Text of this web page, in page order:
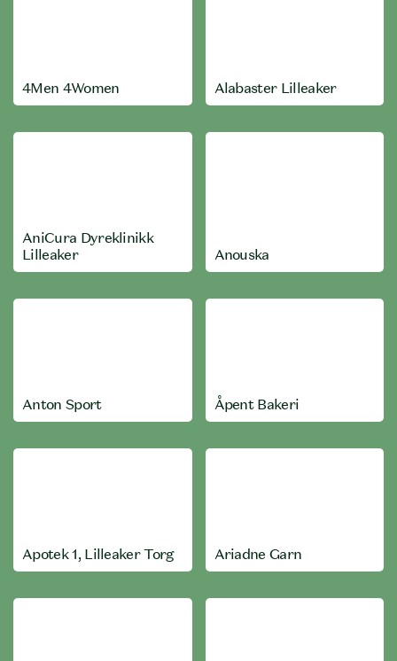
4Men 4Women Alabaster Lilleaker
AniCura Dyreklinikk
Lilleaker
Anouska
Anton Sport Åpent Bakeri
Apotek 1, Lilleaker Torg Ariadne Garn